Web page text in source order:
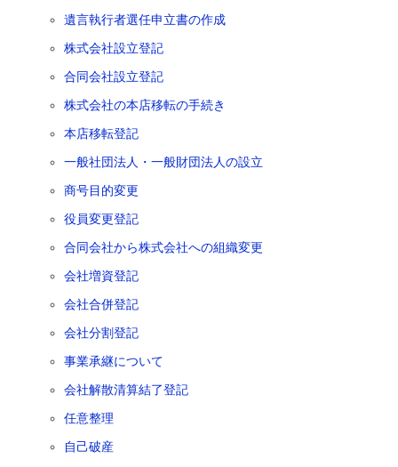
遺言執行者選任申立書の作成
株式会社設立登記
合同会社設立登記
株式会社の本店移転の手続き
本店移転登記
一般社団法人・一般財団法人の設立
商号目的変更
役員変更登記
合同会社から株式会社への組織変更
会社増資登記
会社合併登記
会社分割登記
事業承継について
会社解散清算結了登記
任意整理
自己破産